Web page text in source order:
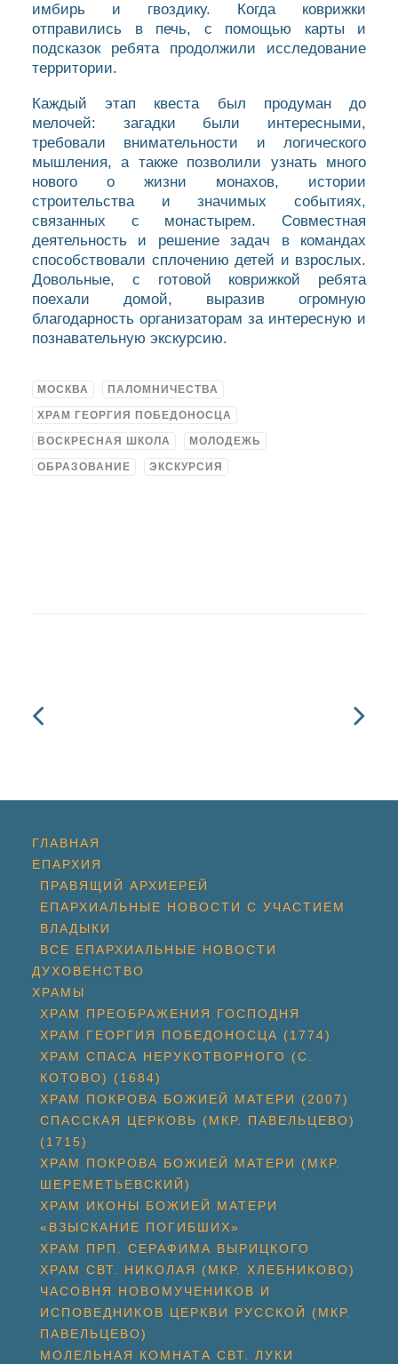
имбирь и гвоздику. Когда коврижки
отправились в печь, с помощью карты и
подсказок ребята продолжили исследование
территории.
Каждый этап квеста был продуман до
мелочей: загадки были интересными,
требовали внимательности и логического
мышления, а также позволили узнать много
нового о жизни монахов, истории
строительства и значимых событиях,
связанных с монастырем. Совместная
деятельность и решение задач в командах
способствовали сплочению детей и взрослых.
Довольные, с готовой коврижкой ребята
поехали домой, выразив огромную
благодарность организаторам за интересную и
познавательную экскурсию.
МОСКВА ПАЛОМНИЧЕСТВА
ХРАМ ГЕОРГИЯ ПОБЕДОНОСЦА
ВОСКРЕСНАЯ ШКОЛА МОЛОДЕЖЬ
ОБРАЗОВАНИЕ ЭКСКУРСИЯ
ГЛАВНАЯ
ЕПАРХИЯ
ПРАВЯЩИЙ АРХИЕРЕЙ
ЕПАРХИАЛЬНЫЕ НОВОСТИ С УЧАСТИЕМ
ВЛАДЫКИ
ВСЕ ЕПАРХИАЛЬНЫЕ НОВОСТИ
ДУХОВЕНСТВО
ХРАМЫ
ХРАМ ПРЕОБРАЖЕНИЯ ГОСПОДНЯ
ХРАМ ГЕОРГИЯ ПОБЕДОНОСЦА (1774)
ХРАМ СПАСА НЕРУКОТВОРНОГО (С.
КОТОВО) (1684)
ХРАМ ПОКРОВА БОЖИЕЙ МАТЕРИ (2007)
СПАССКАЯ ЦЕРКОВЬ (МКР. ПАВЕЛЬЦЕВО)
(1715)
ХРАМ ПОКРОВА БОЖИЕЙ МАТЕРИ (МКР.
ШЕРЕМЕТЬЕВСКИЙ)
ХРАМ ИКОНЫ БОЖИЕЙ МАТЕРИ
«ВЗЫСКАНИЕ ПОГИБШИХ»
ХРАМ ПРП. СЕРАФИМА ВЫРИЦКОГО
ХРАМ СВТ. НИКОЛАЯ (МКР. ХЛЕБНИКОВО)
ЧАСОВНЯ НОВОМУЧЕНИКОВ И
ИСПОВЕДНИКОВ ЦЕРКВИ РУССКОЙ (МКР.
ПАВЕЛЬЦЕВО)
МОЛЕЛЬНАЯ КОМНАТА СВТ. ЛУКИ